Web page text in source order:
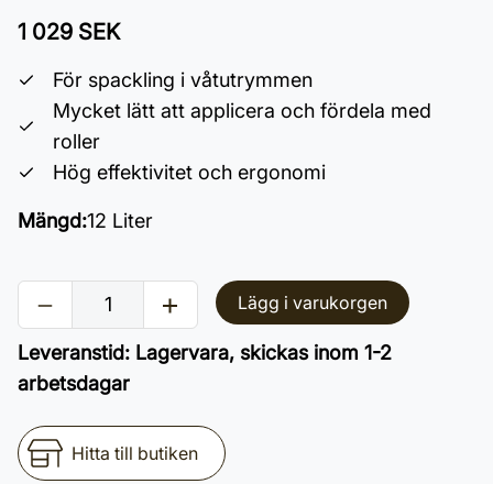
1 029 SEK
För spackling i våtutrymmen
Mycket lätt att applicera och fördela med
roller
Hög effektivitet och ergonomi
Mängd:12 Liter
Lägg i varukorgen
Leveranstid: Lagervara, skickas inom 1-2
arbetsdagar
Hitta till butiken